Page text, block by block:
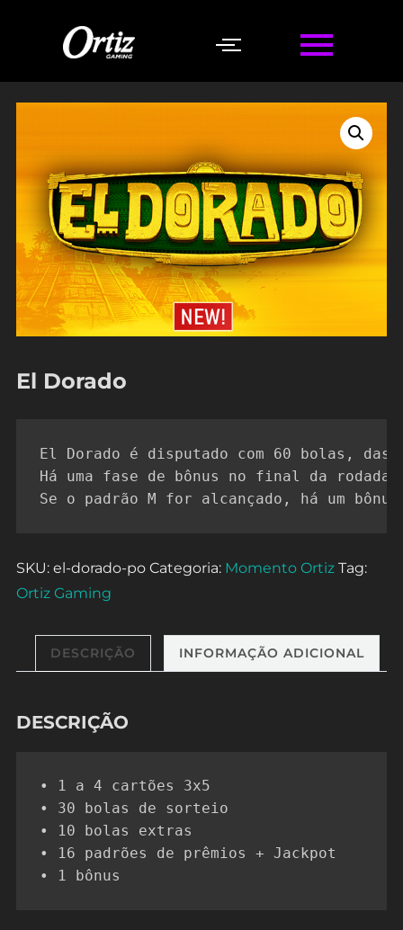
El Dorado
El Dorado é disputado com 60 bolas,
Há uma fase de bônus no final da
Se o padrão M for alcançado, há um
SKU: el-dorado-po Categoria: Momento Ortiz Tag:
Ortiz Gaming
DESCRIÇÃO INFORMAÇÃO ADICIONAL
DESCRIÇÃO
• 1 a 4 cartões 3x5
• 30 bolas de sorteio
• 10 bolas extras
• 16 padrões de prêmios + Jackpot
• 1 bônus